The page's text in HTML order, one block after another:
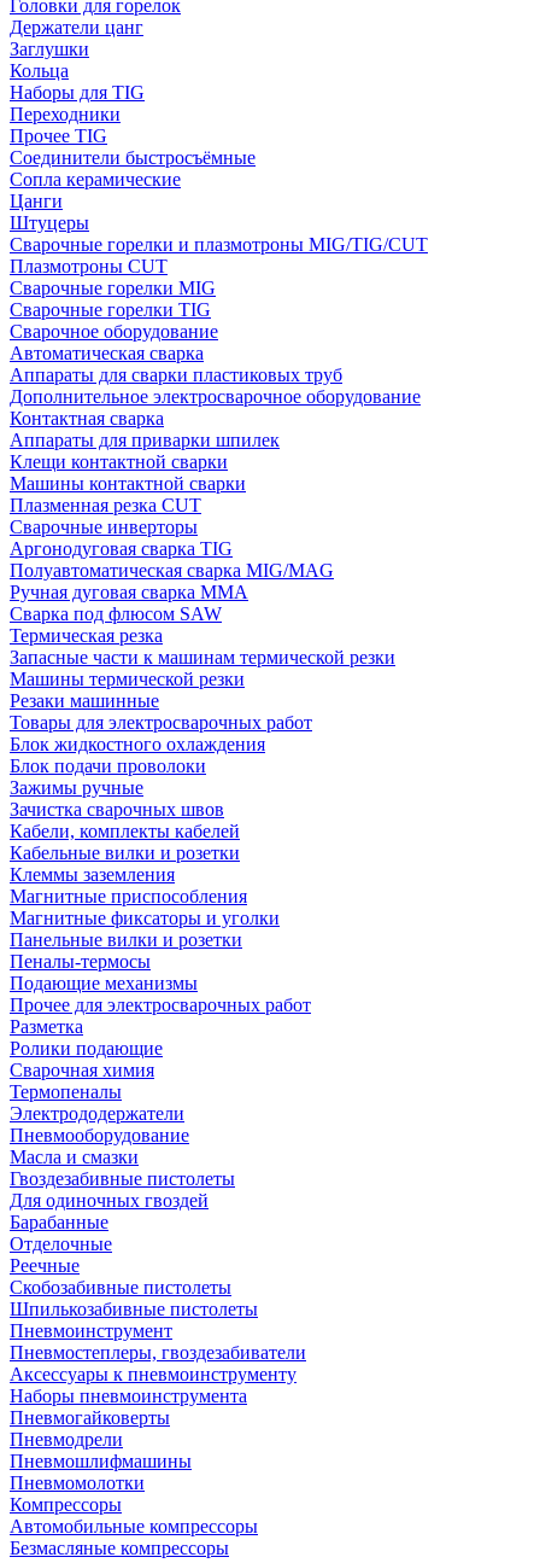
Головки для горелок
Держатели цанг
Заглушки
Кольца
Наборы для TIG
Переходники
Прочее TIG
Соединители быстросъёмные
Сопла керамические
Цанги
Штуцеры
Сварочные горелки и плазмотроны MIG/TIG/CUT
Плазмотроны CUT
Сварочные горелки MIG
Сварочные горелки TIG
Сварочное оборудование
Автоматическая сварка
Аппараты для сварки пластиковых труб
Дополнительное электросварочное оборудование
Контактная сварка
Аппараты для приварки шпилек
Клещи контактной сварки
Машины контактной сварки
Плазменная резка CUT
Сварочные инверторы
Аргонодуговая сварка TIG
Полуавтоматическая сварка MIG/MAG
Ручная дуговая сварка MMA
Сварка под флюсом SAW
Термическая резка
Запасные части к машинам термической резки
Машины термической резки
Резаки машинные
Товары для электросварочных работ
Блок жидкостного охлаждения
Блок подачи проволоки
Зажимы ручные
Зачистка сварочных швов
Кабели, комплекты кабелей
Кабельные вилки и розетки
Клеммы заземления
Магнитные приспособления
Магнитные фиксаторы и уголки
Панельные вилки и розетки
Пеналы-термосы
Подающие механизмы
Прочее для электросварочных работ
Разметка
Ролики подающие
Сварочная химия
Термопеналы
Электрододержатели
Пневмооборудование
Масла и смазки
Гвоздезабивные пистолеты
Для одиночных гвоздей
Барабанные
Отделочные
Реечные
Скобозабивные пистолеты
Шпилькозабивные пистолеты
Пневмоинструмент
Пневмостеплеры, гвоздезабиватели
Аксессуары к пневмоинструменту
Наборы пневмоинструмента
Пневмогайковерты
Пневмодрели
Пневмошлифмашины
Пневмомолотки
Компрессоры
Автомобильные компрессоры
Безмасляные компрессоры